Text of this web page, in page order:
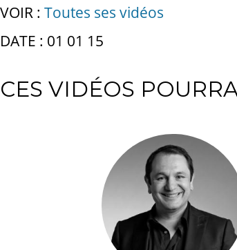
VOIR : Toutes ses vidéos
DATE : 01 01 15
CES VIDÉOS